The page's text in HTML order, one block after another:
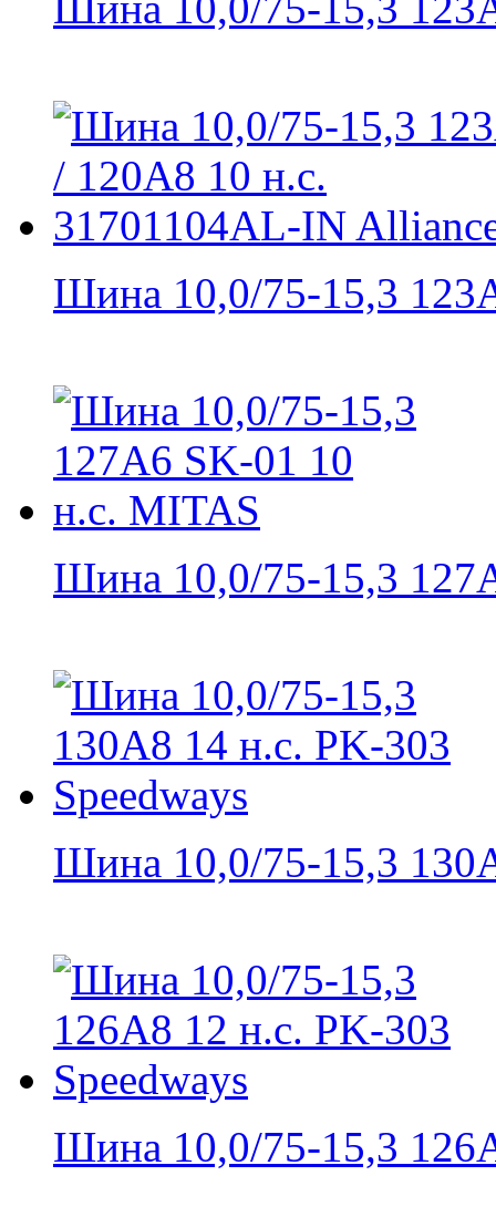
Шина 10,0/75-15,3
Шина 10,0/75-15,3
Шина 10,0/75-15,3
Шина 10,0/75-15,3